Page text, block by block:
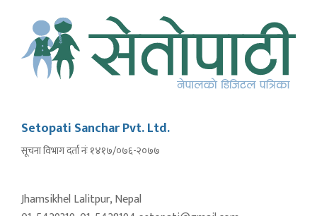
Setopati Sanchar Pvt. Ltd.
सूचना विभाग दर्ता नंः १४१७/०७६-२०७७
Jhamsikhel Lalitpur, Nepal